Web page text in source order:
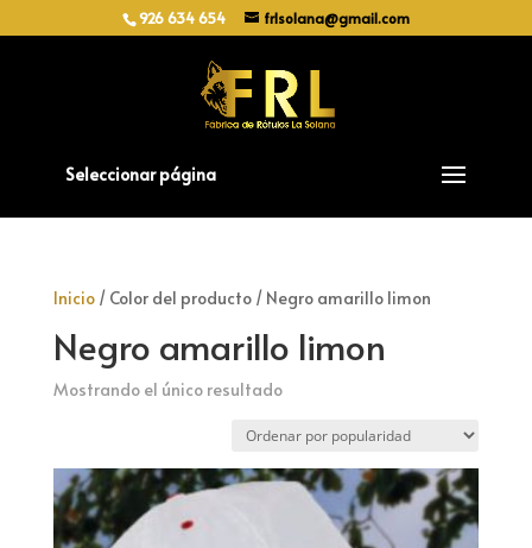
926 634 654 frlsolana@gmail.com
Seleccionar página
Inicio/ Color del producto / Negro amarillo limon
Negro amarillo limon
Mostrando el único resultado